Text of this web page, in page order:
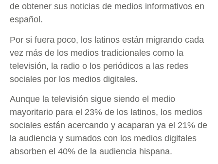
de obtener sus noticias de medios informativos en
español.
Por si fuera poco, los latinos están migrando cada
vez más de los medios tradicionales como la
televisión, la radio o los periódicos a las redes
sociales por los medios digitales.
Aunque la televisión sigue siendo el medio
mayoritario para el 23% de los latinos, los medios
sociales están acercando y acaparan ya el 21% de
la audiencia y sumados con los medios digitales
absorben el 40% de la audiencia hispana.